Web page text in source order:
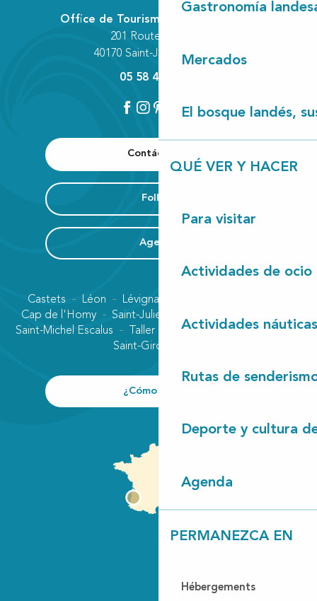
Gastronomía
Mercados
El bosque landés,
QUÉ VER Y HACER
Para visitar
Actividades de ocio
Actividades náuticas
Rutas de
Deporte y cultura
Agenda
PERMANEZCA EN
Hébergements
Boulodrome
Aire de pique-nique
Contáctenos
Folleto
Agenda
Office de Tourisme Communautaire
201 Route des Lacs
40170 Saint-Julien-en-Born
05 58 42 89 80
Castets Léon Lévignacq
Cap de l'Homy
Saint-Julien-en-Born
Contis plage
Saint-Michel Escalus
Taller Uza
Vielle-Saint-Girons
Saint-Girons plage
¿Cómo llegar?